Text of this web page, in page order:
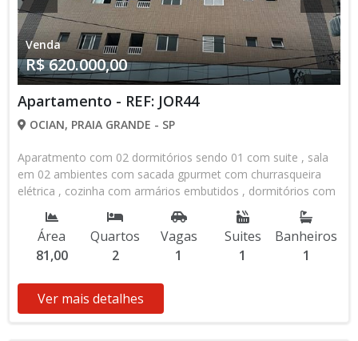
Venda
R$ 620.000,00
Apartamento - REF: JOR44
OCIAN, PRAIA GRANDE - SP
Aparatmento com 02 dormitórios sendo 01 com suite , sala
em 02 ambientes com sacada gpurmet com churrasqueira
elétrica , cozinha com armários embutidos , dormitórios com
cama Box e armários novos . sacads compreende a sala e o
dormitório. área técinica para instalação de ar-condicionado.
]Prédiop com lazer , piscina , salão de jogos e festas
,totalmente mobiliado e decorado. Prédio semi -novo. Venha
Área
81,00
Quartos
2
Vagas
1
Suites
1
Banheiros
1
Ver mais detalhes